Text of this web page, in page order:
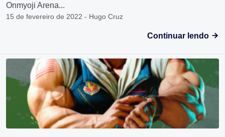
Onmyoji Arena...
15 de fevereiro de 2022 - Hugo Cruz
Continuar lendo